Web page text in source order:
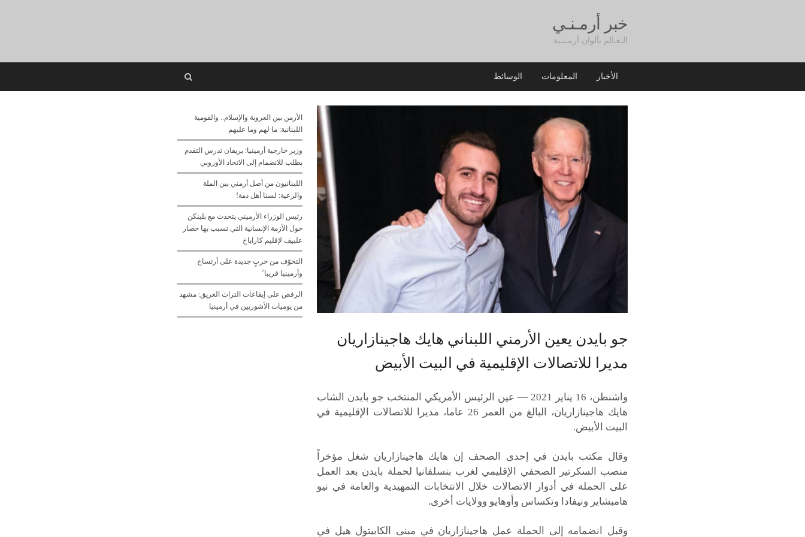
خبر أرمـنـي
الـعـالم بألوان أرمـنـية
الأخبار المعلومات الوسائط
جو بايدن يعين الأرمني اللبناني هايك هاجينازاريان
مديرا للاتصالات الإقليمية في البيت الأبيض
واشنطن، 16 يناير 2021 — عين الرئيس الأمريكي المنتخب جو بايدن الشاب
هايك هاجينازاريان، البالغ من العمر 26 عاما، مديرا للاتصالات الإقليمية في
البيت الأبيض.
وقال مكتب بايدن في إحدى الصحف إن هايك هاجينازاريان شغل مؤخراً
منصب السكرتير الصحفي الإقليمي لغرب بنسلفانيا لحملة بايدن بعد العمل
على الحملة في أدوار الاتصالات خلال الانتخابات التمهيدية والعامة في نيو
هامبشاير ونيفادا وتكساس وأوهايو وولايات أخرى.
وقبل انضمامه إلى الحملة عمل هاجينازاريان في مبنى الكابيتول هيل في
الأرمن بين العروبة والإسلام.. والقومية
اللبنانية: ما لهم وما عليهم
وزير خارجية أرمينيا: يريفان تدرس التقدم
بطلب للانضمام إلى الاتحاد الأوروبي
اللبنانيون من أصل أرمني بين الملة
والرعية: لسنا أهل ذمة!
رئيس الوزراء الأرميني يتحدث مع بلينكن
حول الأزمة الإنسانية التي تسبب بها حصار
علييف لإقليم كاراباخ
التخوّف من حربٍ جديدة على أرتساخ
وأرمينيا قريبا ً
الرقص على إيقاعات التراث العريق: مشهد
من يوميات الأشوريين في أرمينيا